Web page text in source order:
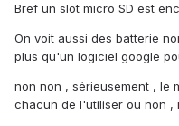
Bref un slot micro SD est
On voit aussi des batterie
plus qu'un logiciel google
non non , sérieusement , le
chacun de l'utiliser ou non ,